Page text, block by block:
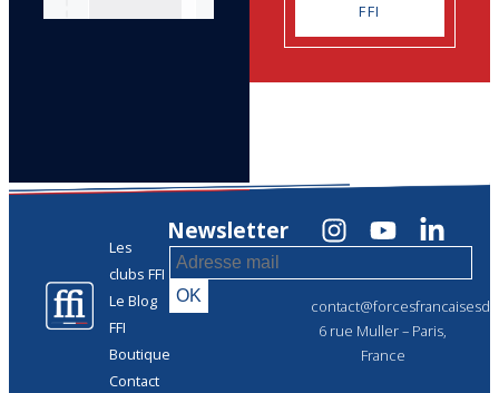
FFI
Les
clubs FFI
Le Blog
FFI
Boutique
Contact
6 rue Muller – Paris,
France
Newsletter